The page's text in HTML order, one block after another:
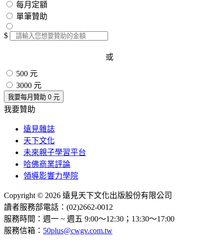
每月定額
單筆贊助
$
或
500 元
3000 元
我要每月贊助 0 元
我要贊助
遠見雜誌
天下文化
未來親子學習平台
哈佛商業評論
領導影響力學院
Copyright © 2026 遠見天下文化出版股份有限公司
讀者服務部電話：(02)2662-0012
服務時間：週一 ~ 週五 9:00～12:30；13:30～17:00
服務信箱： 50plus@cwgv.com.tw